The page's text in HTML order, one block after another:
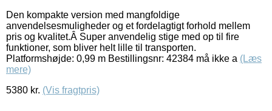
Den kompakte version med mangfoldige
anvendelsesmuligheder og et fordelagtigt forhold mellem
pris og kvalitet.Â Super anvendelig stige med op til fire
funktioner, som bliver helt lille til transporten.
Platformshøjde: 0,99 m Bestillingsnr: 42384 må ikke a (Læs
mere)
5380 kr. (Vis fragtpris)